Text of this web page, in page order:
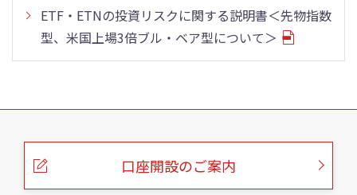
ETF・ETNの投資リスクに関する説明書＜先物指数
型、米国上場3倍ブル・ベア型について＞
こ
口座開設のご案内